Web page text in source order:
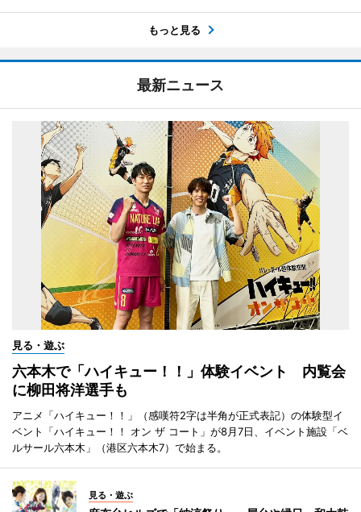
もっと見る
最新ニュース
見る・遊ぶ
六本木で「ハイキュー！！」体験イベント 内覧会
に柳田将洋選手も
アニメ「ハイキュー！！」（感嘆符2字は半角が正式表記）の体験型イ
ベント「ハイキュー！！ オン ザ コート」が8月7日、イベント施設「ベ
ルサール六本木」（港区六本木7）で始まる。
見る・遊ぶ